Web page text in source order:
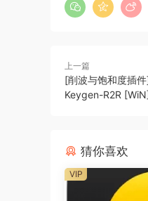
• 节拍检测自动
• 编辑多机位项
• 使用智能换向
• 导入和编辑各
强大的媒体组织
• 在媒体库中
上一篇
[削波与饱和度插
Keygen-R2R
猜你喜欢
VIP